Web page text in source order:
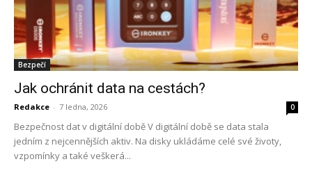
Bezpečí
Jak ochránit data na cestách?
Redakce - 7 ledna, 2026 0
Bezpečnost dat v digitální době V digitální době se data stala
jedním z nejcennějších aktiv. Na disky ukládáme celé své životy,
vzpomínky a také veškerá...